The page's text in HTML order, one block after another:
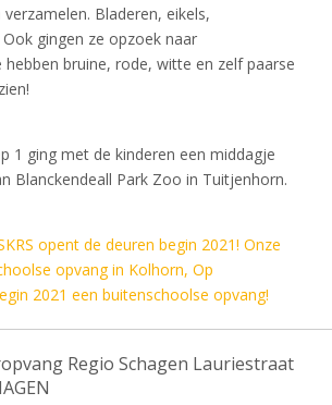
Bladeren, eikels,
gingen ze opzoek naar
hebben bruine, rode, witte en zelf paarse
1 ging met de kinderen een middagje
Blanckendeall Park Zoo in Tuitjenhorn.
opent de deuren begin 2021! Onze
opvang in Kolhorn, Op
2021 een buitenschoolse opvang!
Regio Schagen Lauriestraat